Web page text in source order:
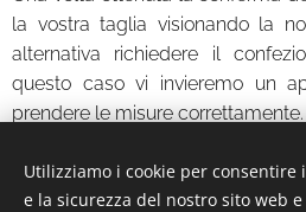
la vostra taglia visionando la
alternativa richiedere il
questo caso vi invieremo un
prendere le misure correttamente.
Allegate alla vostra mail i
indirizzo, telefono , ecc.
Utilizziamo i cookie per
e la sicurezza del nostro sito web